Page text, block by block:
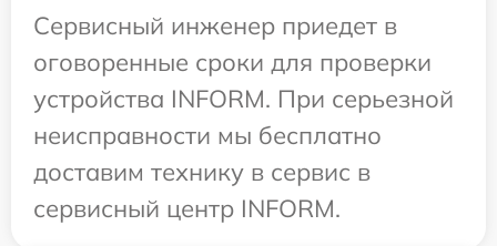
Сервисный инженер приедет в
оговоренные сроки для проверки
устройства INFORM. При серьезной
неисправности мы бесплатно
доставим технику в сервис в
сервисный центр INFORM.